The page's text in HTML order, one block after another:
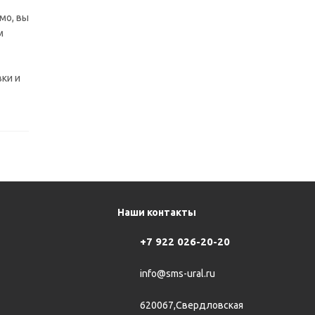
вы
и
Наши контакты
+7 922 026-20-20
info@sms-ural.ru
620067,Свердловская